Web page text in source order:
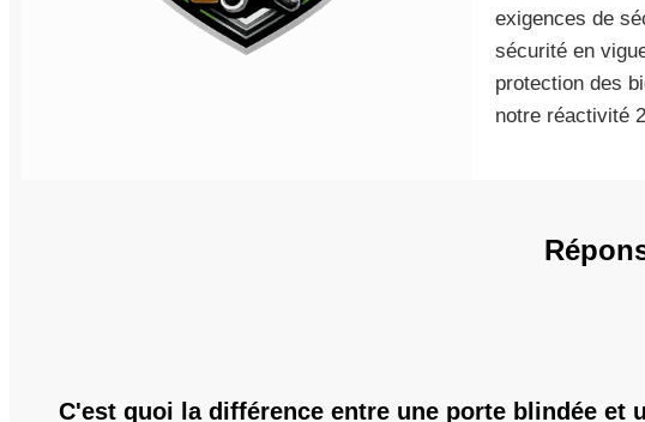
exigences de
sécurité en
protection des
notre réactivité
C'est quoi la différence entre une porte blindée et